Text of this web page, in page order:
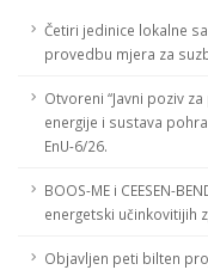
Četiri jedinice lokalne
provedbu mjera za
Otvoreni “Javni poziv
energije i sustava
EnU-6/26.
BOOS-ME i CEESEN-
energetski učinkovitijih
Objavljen peti bilten